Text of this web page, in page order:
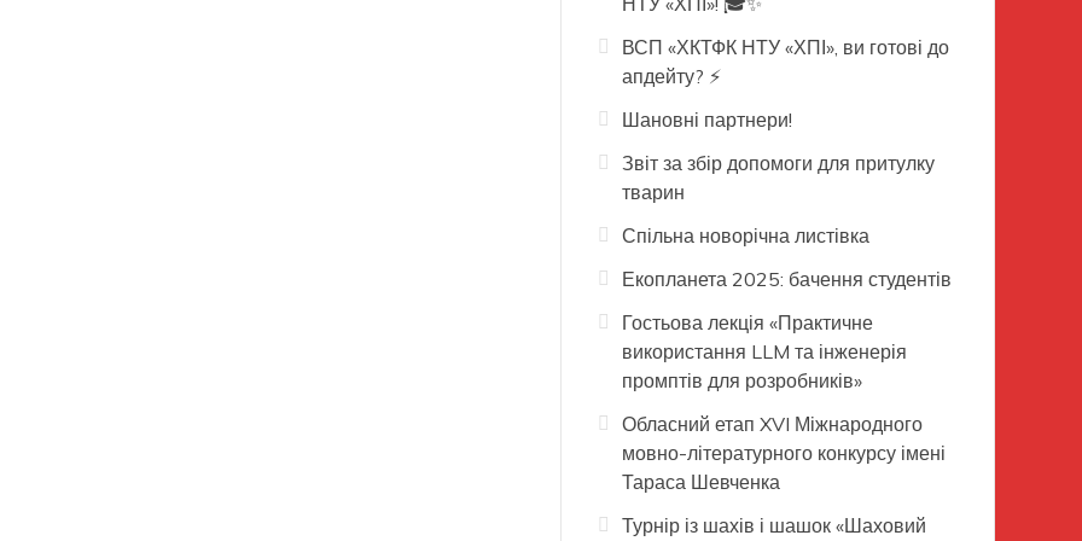
ВСП «ХКТФК НТУ «ХПІ», ви готові до
апдейту? ⚡️
Шановні партнери!
Звіт за збір допомоги для притулку
тварин
Спільна новорічна листівка
Екопланета 2025: бачення студентів
Гостьова лекція «Практичне
використання LLM та інженерія
промптів для розробників»
Обласний етап XVI Міжнародного
мовно-літературного конкурсу імені
Тараса Шевченка
Турнір із шахів і шашок «Шаховий